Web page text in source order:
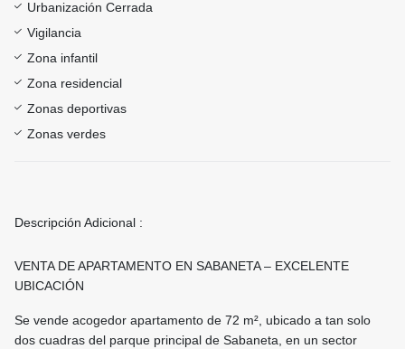
Urbanización Cerrada
Vigilancia
Zona infantil
Zona residencial
Zonas deportivas
Zonas verdes
Descripción Adicional :
VENTA DE APARTAMENTO EN SABANETA – EXCELENTE
UBICACIÓN
Se vende acogedor apartamento de 72 m², ubicado a tan solo
dos cuadras del parque principal de Sabaneta, en un sector